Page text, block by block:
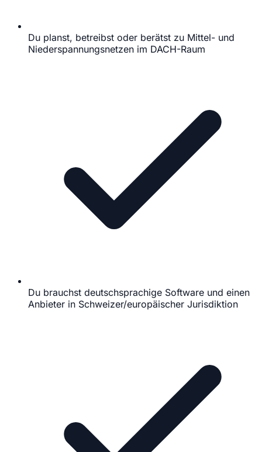
Du planst, betreibst oder berätst zu Mittel- und
Niederspannungsnetzen im DACH-Raum
Du brauchst deutschsprachige Software und einen
Anbieter in Schweizer/europäischer Jurisdiktion